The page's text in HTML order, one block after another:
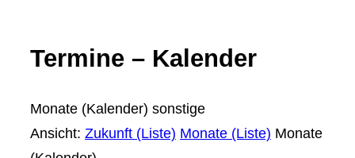
Termine – Kalender
Monate (Kalender) sonstige
Ansicht: Zukunft (Liste) Monate (Liste) Monate